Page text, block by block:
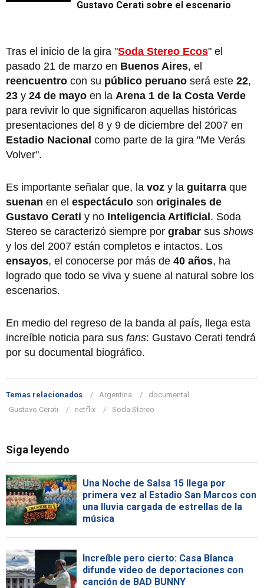
Gustavo Cerati sobre el escenario
Tras el inicio de la gira "Soda Stereo Ecos" el
pasado 21 de marzo en Buenos Aires, el
reencuentro con su público peruano será este 22,
23 y 24 de mayo en la Arena 1 de la Costa Verde
para revivir lo que significaron aquellas históricas
presentaciones del 8 y 9 de diciembre del 2007 en
Estadio Nacional como parte de la gira "Me Verás
Volver".
Es importante señalar que, la voz y la guitarra que
suenan en el espectáculo son originales de
Gustavo Cerati y no Inteligencia Artificial. Soda
Stereo se caracterizó siempre por grabar sus shows
y los del 2007 están completos e intactos. Los
ensayos, el conocerse por más de 40 años, ha
logrado que todo se viva y suene al natural sobre los
escenarios.
En medio del regreso de la banda al país, llega esta
increíble noticia para sus fans: Gustavo Cerati tendrá
por su documental biográfico.
Temas relacionados Argentina
documental
Gustavo Cerati
netflix Soda Stereo
Siga leyendo
Una Noche de Salsa 15 llega por
primera vez al Estadio San Marcos con
una lluvia cargada de estrellas de la
música
Increíble pero cierto: Casa Blanca
difunde video de deportaciones con
canción de BAD BUNNY